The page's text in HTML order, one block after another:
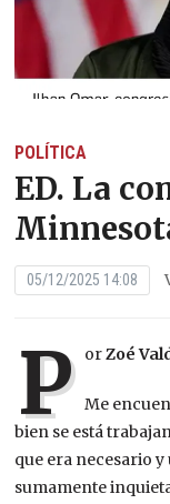
POLÍTICA
ED. La
05/12/2025 14:08
P orZoé
Me
bien se está
que era necesario
sumamente